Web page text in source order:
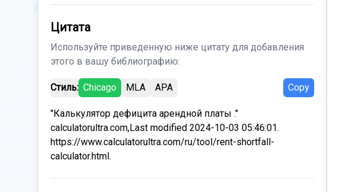
Цитата
Используйте приведенную ниже цитату для добавления
этого в вашу библиографию:
Стиль: Chicago MLA APA Copy
"Калькулятор дефицита арендной платы ."
calculatorultra.com,Last modified 2024-10-03 05:46:01.
https://www.calculatorultra.com/ru/tool/rent-shortfall-
calculator.html.